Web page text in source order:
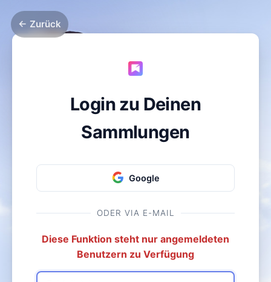
← Zurück
Login zu Deinen
Sammlungen
Google
ODER VIA E-MAIL
Diese Funktion steht nur angemeldeten
Benutzern zu Verfügung